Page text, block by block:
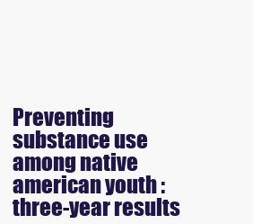
Preventing
substance use
among native
american youth :
three-year results